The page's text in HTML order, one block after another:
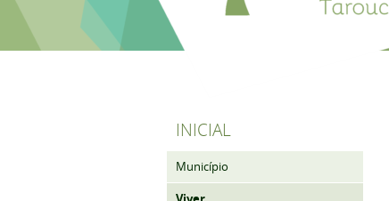
INICIAL
Município